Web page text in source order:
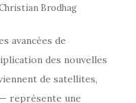
Brodhag
avancées de
des nouvelles
de satellites,
représente une